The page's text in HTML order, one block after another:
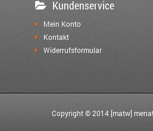
Kundenservice
Mein Konto
Kontakt
Widerrufsformular
Copyright © 2014 [matw]